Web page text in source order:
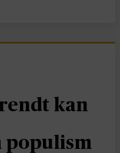
kan
populism